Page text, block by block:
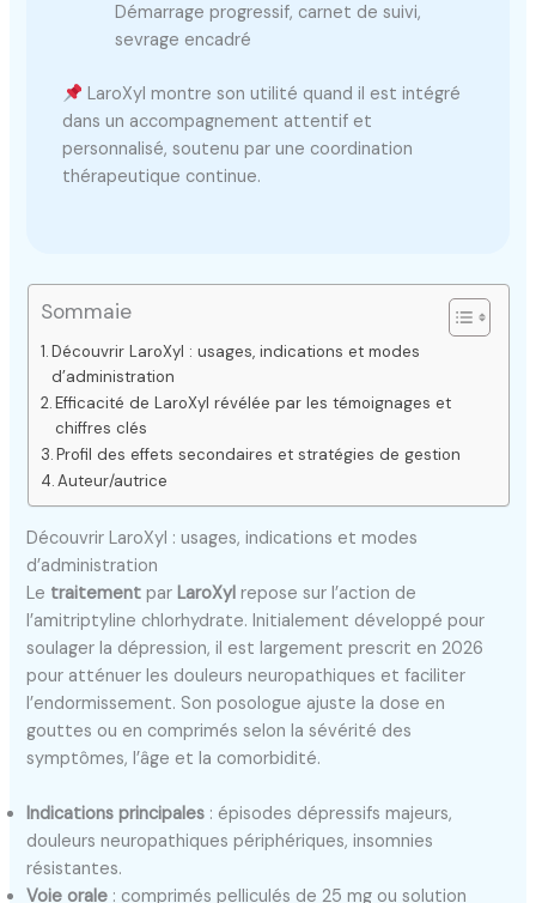
Démarrage progressif, carnet de suivi,
sevrage encadré
LaroXyl montre son utilité quand il est intégré
dans un accompagnement attentif et
personnalisé, soutenu par une coordination
thérapeutique continue.
Sommaie
Découvrir LaroXyl : usages, indications et modes
d’administration
Efficacité de LaroXyl révélée par les témoignages et
chiffres clés
Profil des effets secondaires et stratégies de gestion
Auteur/autrice
Découvrir LaroXyl : usages, indications et modes
d’administration
Le traitement parLaroXyl repose sur l’action de
l’amitriptyline chlorhydrate. Initialement développé pour
soulager la dépression, il est largement prescrit en 2026
pour atténuer les douleurs neuropathiques et faciliter
l’endormissement. Son posologue ajuste la dose en
gouttes ou en comprimés selon la sévérité des
symptômes, l’âge et la comorbidité.
Indications principales : épisodes dépressifs majeurs,
douleurs neuropathiques périphériques, insomnies
résistantes.
Voie orale : comprimés pelliculés de 25 mg ou solution